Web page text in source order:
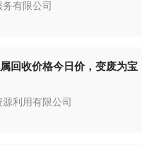
有限公司
回收价格今日价，变废为宝
利用有限公司